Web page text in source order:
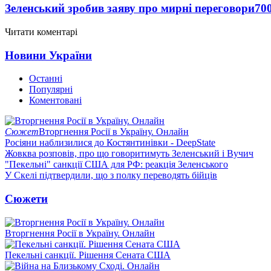
Зеленський зробив заяву про мирні переговори
Читати коментарі
Новини України
Останні
Популярні
Коментовані
СюжетВторгнення Росії в Україну. Онлайн
Росіяни наблизилися до Костянтинівки - DeepState
Жовква розповів, про що говоритимуть Зеленський і Вучич
"Пекельні" санкції США для РФ: реакція Зеленського
У Скелі підтвердили, що з полку переводять бійців
Сюжети
Вторгнення Росії в Україну. Онлайн
Пекельні санкції. Рішення Сената США